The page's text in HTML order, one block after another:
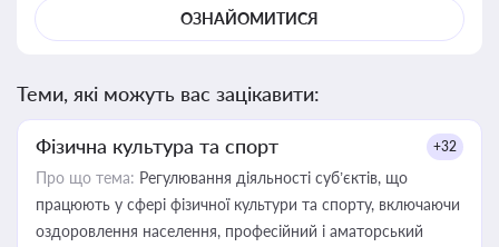
ОЗНАЙОМИТИСЯ
Теми, які можуть вас зацікавити:
Фізична культура та спорт +32
Про що тема: Регулювання діяльності суб’єктів, що
працюють у сфері фізичної культури та спорту, включаючи
оздоровлення населення, професійний і аматорський